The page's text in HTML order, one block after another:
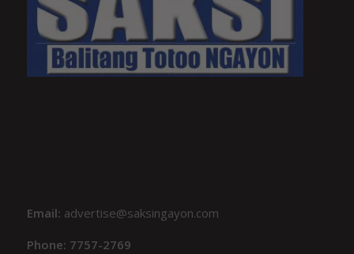
Email: advertise@saksingayon.com
Phone: 7757-2769